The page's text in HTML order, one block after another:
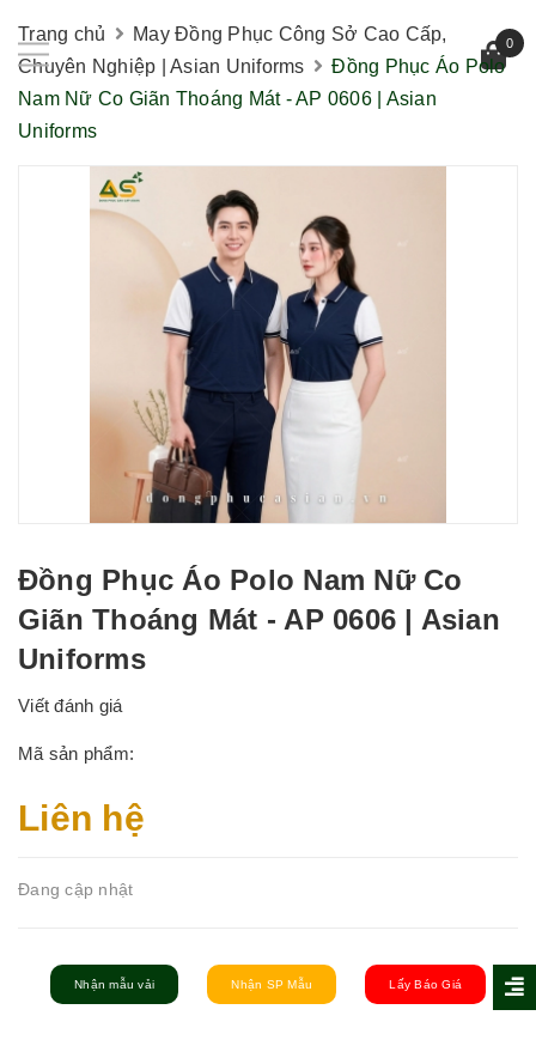
0
Trang chủ
May Đồng Phục Công Sở Cao Cấp,
Chuyên Nghiệp | Asian Uniforms
Đồng Phục Áo Polo
Nam Nữ Co Giãn Thoáng Mát - AP 0606 | Asian
Uniforms
Đồng Phục Áo Polo Nam Nữ Co
Giãn Thoáng Mát - AP 0606 | Asian
Uniforms
Viết đánh giá
Mã sản phẩm:
Liên hệ
Đang cập nhật
Nhận mẫu vải Nhận SP Mẫu Lấy Báo Giá